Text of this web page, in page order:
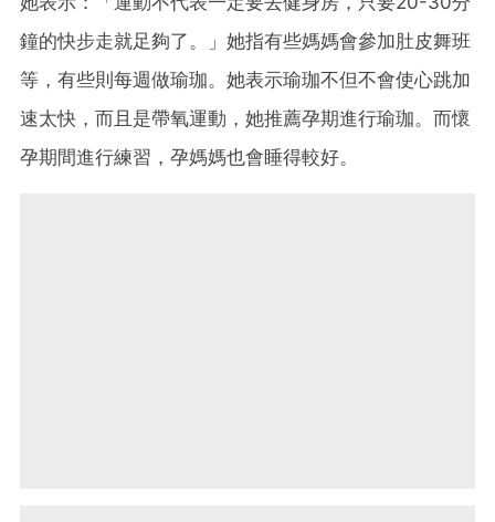
鐘的快步走就足夠了。」她指有些媽媽會參加肚皮舞班
等，有些則每週做瑜珈。她表示瑜珈不但不會使心跳加
速太快，而且是帶氧運動，她推薦孕期進行瑜珈。而懷
孕期間進行練習，孕媽媽也會睡得較好。